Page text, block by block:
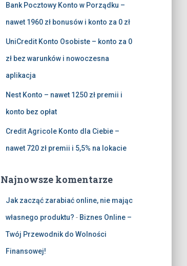
Bank Pocztowy Konto w Porządku –
nawet 1960 zł bonusów i konto za 0 zł
UniCredit Konto Osobiste – konto za 0
zł bez warunków i nowoczesna
aplikacja
Nest Konto – nawet 1250 zł premii i
konto bez opłat
Credit Agricole Konto dla Ciebie –
nawet 720 zł premii i 5,5% na lokacie
Najnowsze komentarze
Jak zacząć zarabiać online, nie mając
własnego produktu? - Biznes Online –
Twój Przewodnik do Wolności
Finansowej!